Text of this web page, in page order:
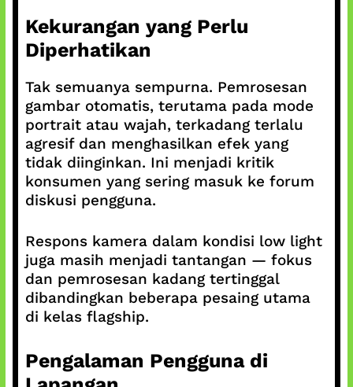
Kekurangan yang Perlu
Diperhatikan
Tak semuanya sempurna. Pemrosesan
gambar otomatis, terutama pada mode
portrait atau wajah, terkadang terlalu
agresif dan menghasilkan efek yang
tidak diinginkan. Ini menjadi kritik
konsumen yang sering masuk ke forum
diskusi pengguna.
Respons kamera dalam kondisi low light
juga masih menjadi tantangan — fokus
dan pemrosesan kadang tertinggal
dibandingkan beberapa pesaing utama
di kelas flagship.
Pengalaman Pengguna di